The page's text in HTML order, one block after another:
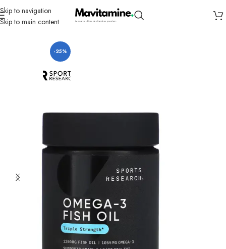
Skip to navigation
Skip to main content
Accueil Compléments
-25%